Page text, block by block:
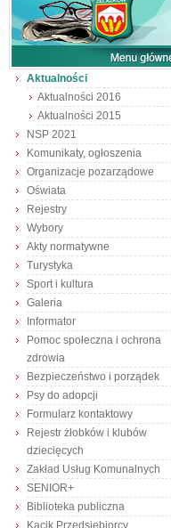
Aktualności
Aktualności 2016
Aktualności 2015
NSP 2021
Komunikaty, ogłoszenia
Organizacje pozarządowe
Oświata
Rejestry
Wybory
Akty normatywne
Turystyka
Sport i kultura
Galeria
Informator
Pomoc społeczna i ochrona
zdrowia
Bezpieczeństwo i porządek
Psy do adopcji
Formularz kontaktowy
Rejestr żłobków i klubów
dziecięcych
Zakład Usług Komunalnych
SENIOR+
Biblioteka publiczna
Kącik Przedsiębiorcy